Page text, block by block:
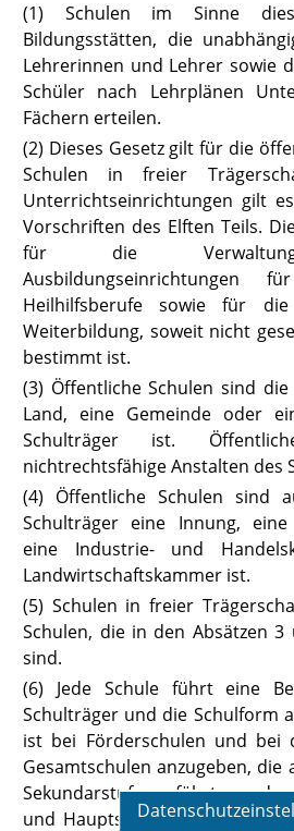
(1) Schulen im Sinne
Bildungsstätten, die unabhän
Lehrerinnen und Lehrer sowie
Schüler nach Lehrplänen
Fächern erteilen.
(2) Dieses Gesetz gilt für die
Schulen in freier
Unterrichtseinrichtungen gilt
Vorschriften des Elften Teils.
für die
Ausbildungseinrichtungen
Heilhilfsberufe sowie für
Weiterbildung, soweit nicht
bestimmt ist.
(3) Öffentliche Schulen sind
Land, eine Gemeinde oder
Schulträger ist.
nichtrechtsfähige Anstalten des
(4) Öffentliche Schulen sind
Schulträger eine Innung, eine
eine Industrie- und
Landwirtschaftskammer ist.
(5) Schulen in freier
Schulen, die in den Absätzen
sind.
(6) Jede Schule führt eine
Schulträger und die Schulform
ist bei Förderschulen und bei
Gesamtschulen anzugeben, die
Sekundarstufe geführt
und Hauptschulen ist auch die